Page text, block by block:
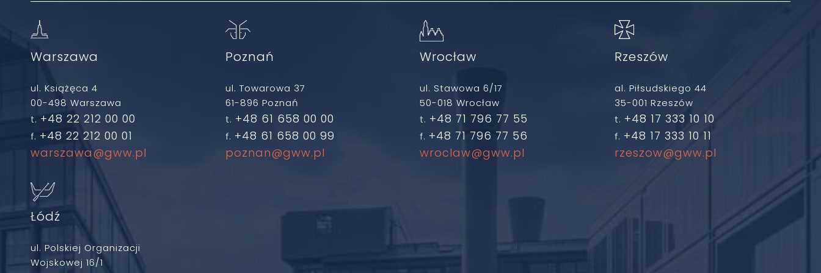
Warszawa
ul. Książęca 4
00-498 Warszawa
t. +48 22 212 00 00
f. +48 22 212 00 01
warszawa@gww.pl
Poznań
ul. Towarowa 37
61-896 Poznań
t. +48 61 658 00 00
f. +48 61 658 00 99
poznan@gww.pl
Wrocław
ul. Stawowa 6/17
50-018 Wrocław
t. +48 71 796 77 55
f. +48 71 796 77 56
wroclaw@gww.pl
Rzeszów
al. Piłsudskiego 44
35-001 Rzeszów
t. +48 17 333 10 10
f. +48 17 333 10 11
rzeszow@gww.pl
Łódź
ul. Polskiej Organizacji
Wojskowej 16/1